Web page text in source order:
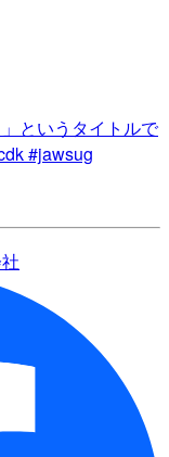
というタイトルで
#jawsug